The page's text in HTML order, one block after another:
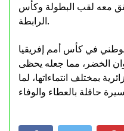
معه لقب البطولة وكأس
الرابطة.
في كأس أمم إفريقيا
الخضر، مما جعله يحظى
بمختلف انتماءاتها، لما